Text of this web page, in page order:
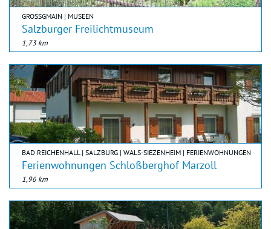
GROSSGMAIN | MUSEEN
Salzburger Freilichtmuseum
1,73 km
BAD REICHENHALL | SALZBURG | WALS-SIEZENHEIM | FERIENWOHNUNGEN
Ferienwohnungen Schloßberghof Marzoll
1,96 km